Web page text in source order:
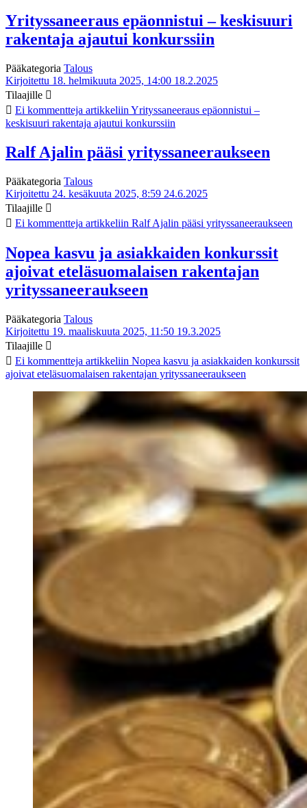
Yrityssaneeraus epäonnistui – keskisuuri
rakentaja ajautui konkurssiin
Pääkategoria Talous
Kirjoitettu 18. helmikuuta 2025, 14:00 18.2.2025
Tilaajille
Ei kommentteja artikkeliin Yrityssaneeraus epäonnistui –
keskisuuri rakentaja ajautui konkurssiin
Ralf Ajalin pääsi yrityssaneeraukseen
Pääkategoria Talous
Kirjoitettu 24. kesäkuuta 2025, 8:59 24.6.2025
Tilaajille
Ei kommentteja artikkeliin Ralf Ajalin pääsi yrityssaneeraukseen
Nopea kasvu ja asiakkaiden konkurssit
ajoivat eteläsuomalaisen rakentajan
yrityssaneeraukseen
Pääkategoria Talous
Kirjoitettu 19. maaliskuuta 2025, 11:50 19.3.2025
Tilaajille
Ei kommentteja artikkeliin Nopea kasvu ja asiakkaiden konkurssit
ajoivat eteläsuomalaisen rakentajan yrityssaneeraukseen